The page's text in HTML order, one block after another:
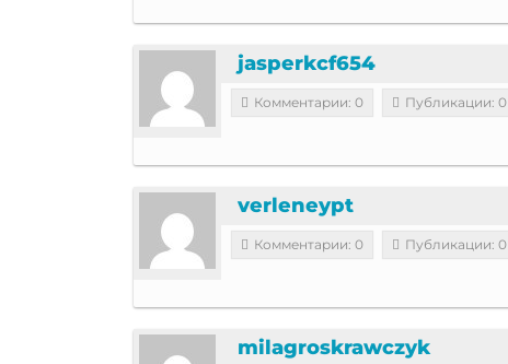
jasperkcf654
Комментарии: 0 Публикации: 0
verleneypt
Комментарии: 0 Публикации: 0
milagroskrawczyk